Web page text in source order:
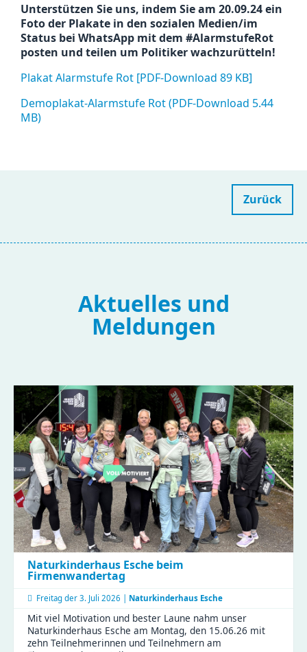
Unterstützen Sie uns, indem Sie am 20.09.24 ein
Foto der Plakate in den sozialen Medien/im
Status bei WhatsApp mit dem #AlarmstufeRot
posten und teilen um Politiker wachzurütteln!
Plakat Alarmstufe Rot [PDF-Download 89 KB]
Demoplakat-Alarmstufe Rot (PDF-Download 5.44
MB)
Zurück
Aktuelles und
Meldungen
Naturkinderhaus Esche beim
Firmenwandertag
Freitag der 3. Juli 2026 | Naturkinderhaus Esche
Mit viel Motivation und bester Laune nahm unser
Naturkinderhaus Esche am Montag, den 15.06.26 mit
zehn Teilnehmerinnen und Teilnehmern am